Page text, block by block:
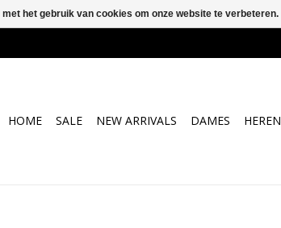
HOME SALE NEW ARRIVALS DAMES HEREN
het gebruik van cookies om onze website te verbeteren.